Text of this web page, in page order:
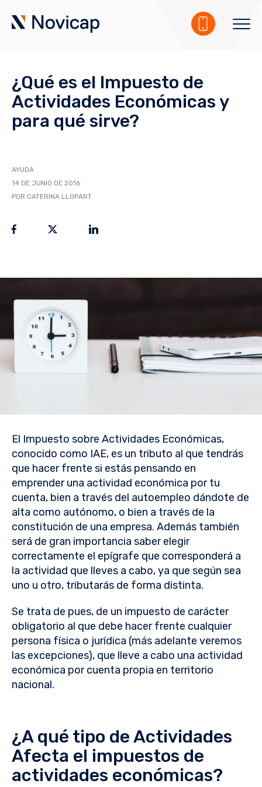
¿Qué es el Impuesto de
Actividades Económicas y
para qué sirve?
AYUDA
14 DE JUNIO DE 2016
POR CATERINA LLOPART
El Impuesto sobre Actividades Económicas,
conocido como IAE, es un tributo al que tendrás
que hacer frente si estás pensando en
emprender una actividad económica por tu
cuenta, bien a través del autoempleo dándote de
alta como autónomo, o bien a través de la
constitución de una empresa. Además también
será de gran importancia saber elegir
correctamente el epígrafe que corresponderá a
la actividad que lleves a cabo, ya que según sea
uno u otro, tributarás de forma distinta.
Se trata de pues, de un impuesto de carácter
obligatorio al que debe hacer frente cualquier
persona física o jurídica (más adelante veremos
las excepciones), que lleve a cabo una actividad
económica por cuenta propia en territorio
nacional.
¿A qué tipo de Actividades
Afecta el impuestos de
actividades económicas?